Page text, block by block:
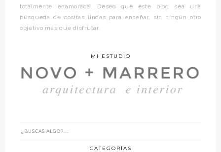
totalmente enamorada. Deseo que este blog sea una
búsqueda de cositas lindas para enseñar, sin ningún otro
objetivo más que disfrutar.
MI ESTUDIO
CATEGORÍAS